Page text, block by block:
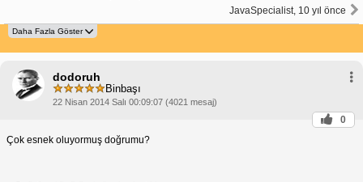
JavaSpecialist, 10 yıl önce
dodoruh
Binbaşı
22 Nisan 2014 Salı 00:09:07 (4021 mesaj)
0
Çok esnek oluyormuş doğrumu?